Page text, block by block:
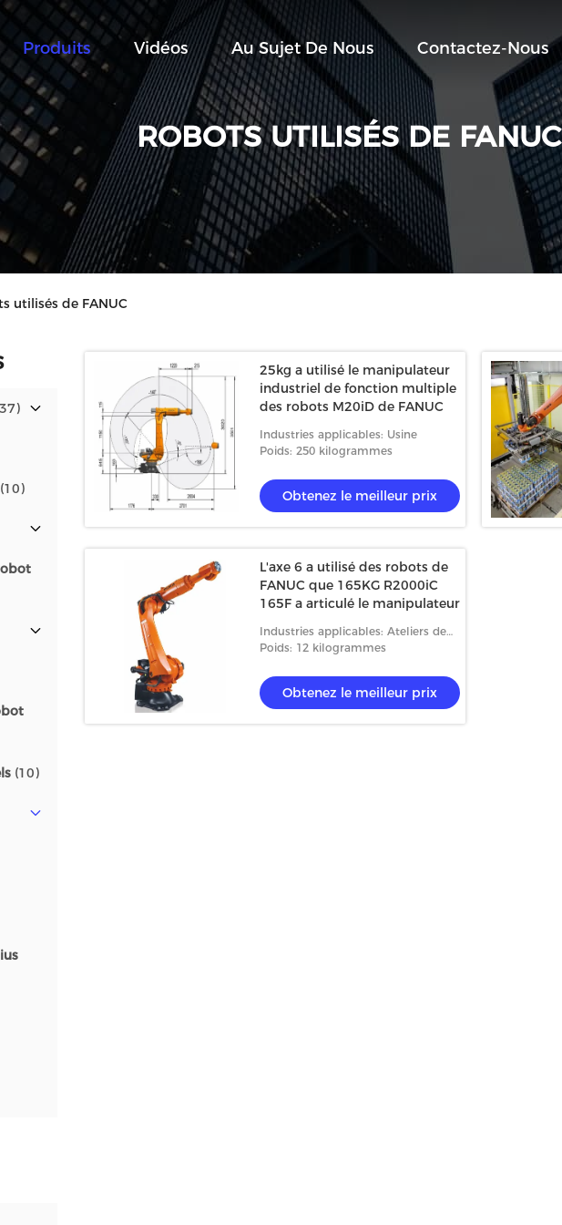
Produits Vidéos Au Sujet De Nous Contactez-Nous
ROBOTS UTILISÉS DE FANUC
utilisés de FANUC
(10)
(10)
25kg a utilisé le manipulateur
industriel de fonction multiple
des robots M20iD de FANUC
Industries applicables: Usine
Poids: 250 kilogrammes
Obtenez le meilleur prix
L'axe 6 a utilisé des robots de
FANUC que 165KG R2000iC
165F a articulé le manipulateur
Industries applicables: Ateliers de
réparations de machines, usine,
de construction, énerg
Poids: 12 kilogrammes
Obtenez le meilleur prix